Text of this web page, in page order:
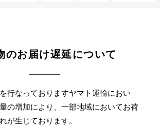
のお届け遅延について
行なっておりますヤマト運輸におい
の増加により、一部地域においてお荷
が生じております。